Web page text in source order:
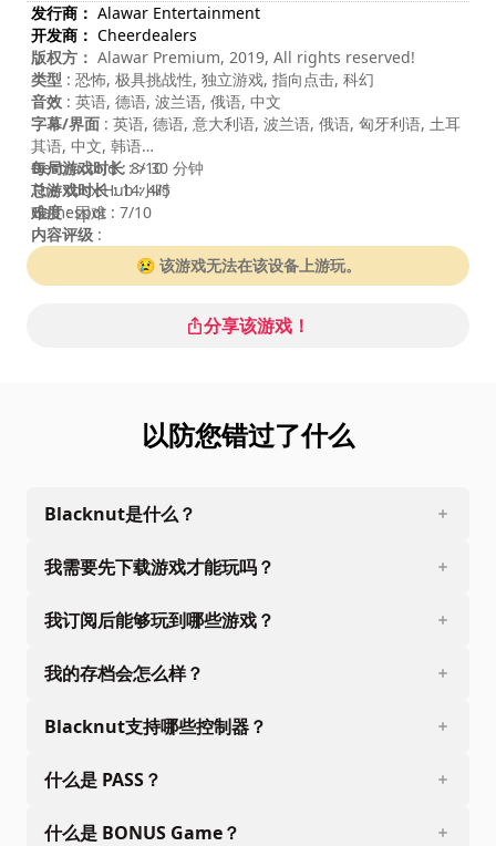
发行商： Alawar Entertainment
开发商： Cheerdealers
版权方： Alawar Premium, 2019, All rights reserved!
类型 : 恐怖, 极具挑战性, 独立游戏, 指向点击, 科幻
音效 : 英语, 德语, 波兰语, 俄语, 中文
字幕/界面 : 英语, 德语, 意大利语, 波兰语, 俄语, 匈牙利语, 土耳
其语, 中文, 韩语
每局游戏时长: > 30 分钟
总游戏时长: 14小时
难度: 困难
内容评级 :
Destructoid : 8/10
The Xbox Hub : 4/5
Gamespot : 7/10
😢 该游戏无法在该设备上游玩。
分享该游戏！
以防您错过了什么
Blacknut是什么？
我需要先下载游戏才能玩吗？
我订阅后能够玩到哪些游戏？
我的存档会怎么样？
Blacknut支持哪些控制器？
什么是 PASS？
什么是 BONUS Game？